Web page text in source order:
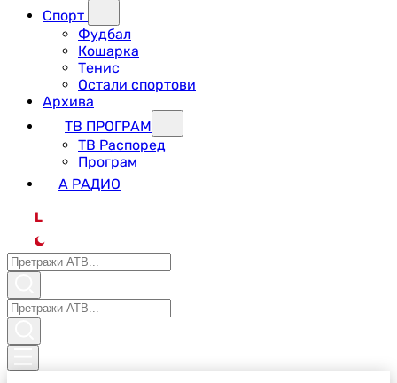
Спорт
Фудбал
Кошарка
Тенис
Остали спортови
Архива
ТВ ПРОГРАМ
ТВ Распоред
Програм
А РАДИО
L